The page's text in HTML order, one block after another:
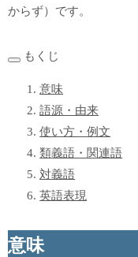
からず）です。
もくじ
意味
語源・由来
使い方・例文
類義語・関連語
対義語
英語表現
意味